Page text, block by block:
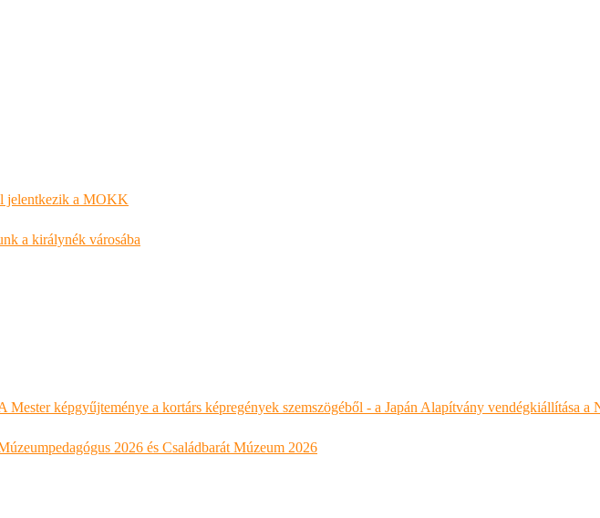
jelentkezik a MOKK
a királynék városába
képgyűjteménye a kortárs képregények szemszögéből - a Japán Alapítvány vendégkiállítása a
2026 és Családbarát Múzeum 2026